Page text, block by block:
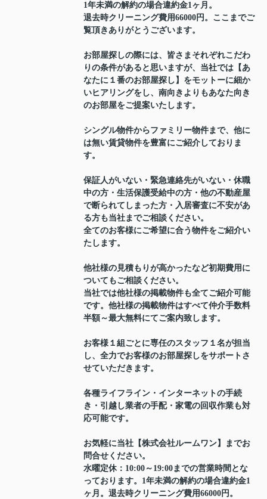
1年未満の解約の場合違約金1ヶ月。
退去時クリーニング費用66000円。ここまでご
覧頂きありがとうございます。
お部屋探しの際には、皆さまそれぞれこだわ
りの条件があると思いますが、当社では【あ
なたに１番のお部屋探し】をモットーに細か
いヒアリングをし、南向きよりもあなた向き
のお部屋をご提案いたします。
シングル物件からファミリー物件まで、他に
は無い賃貸物件を豊富にご紹介しておりま
す。
保証人がいない・緊急連絡先がいない・休職
中の方・生活保護受給中の方・他の不動産屋
で断られてしまった方・入居審査に不安があ
る方も当社までご相談ください。
全てのお客様にご希望に合う物件をご紹介い
たします。
他社様の見積もりが高かったなど初期費用に
ついてもご相談ください。
当社では他社様の掲載物件も全てご紹介可能
です。他社様の掲載物件はすべて仲介手数料
半額～最大無料にてご案内致します。
お客様１組ごとに専任のスタッフ１名が担当
し、全力でお客様のお部屋探しをサポートさ
せていただきます。
各種ライフライン・インターネットの手続
き・引越し業者の手配・家電の回収作業も対
応可能です。
お気軽に当社【株式会社ルームワン】までお
問合せください。
水曜定休：10:00～19:00までの営業時間とな
っております。1年未満の解約の場合違約金1
ヶ月。退去時クリーニング費用66000円。